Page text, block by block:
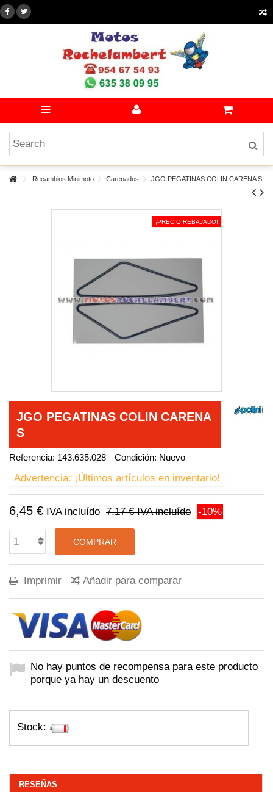
Recambios Minimoto Carenados JGO PEGATINAS COLIN CARENA S
¡PRECIO REBAJADO!
JGO PEGATINAS COLIN CARENA
S
Referencia: 143.635.028 Condición: Nuevo
Advertencia: ¡Últimos artículos en inventario!
6,45 € IVA incluído 7,17 €IVA incluído -10%
COMPRAR
Imprimir Añadir para comparar
No hay puntos de recompensa para este producto
porque ya hay un descuento
Stock:
RESEÑAS